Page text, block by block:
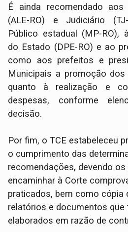
É ainda recomendado aos
(ALE-RO) e Judiciário
Público estadual (MP-RO),
do Estado (DPE-RO) e ao
como aos prefeitos e
Municipais a promoção
quanto à realização e
despesas, conforme
decisão.
Por fim, o TCE estabeleceu
o cumprimento das
recomendações, devendo
encaminhar à Corte
praticados, bem como cópia
relatórios e documentos que
elaborados em razão de